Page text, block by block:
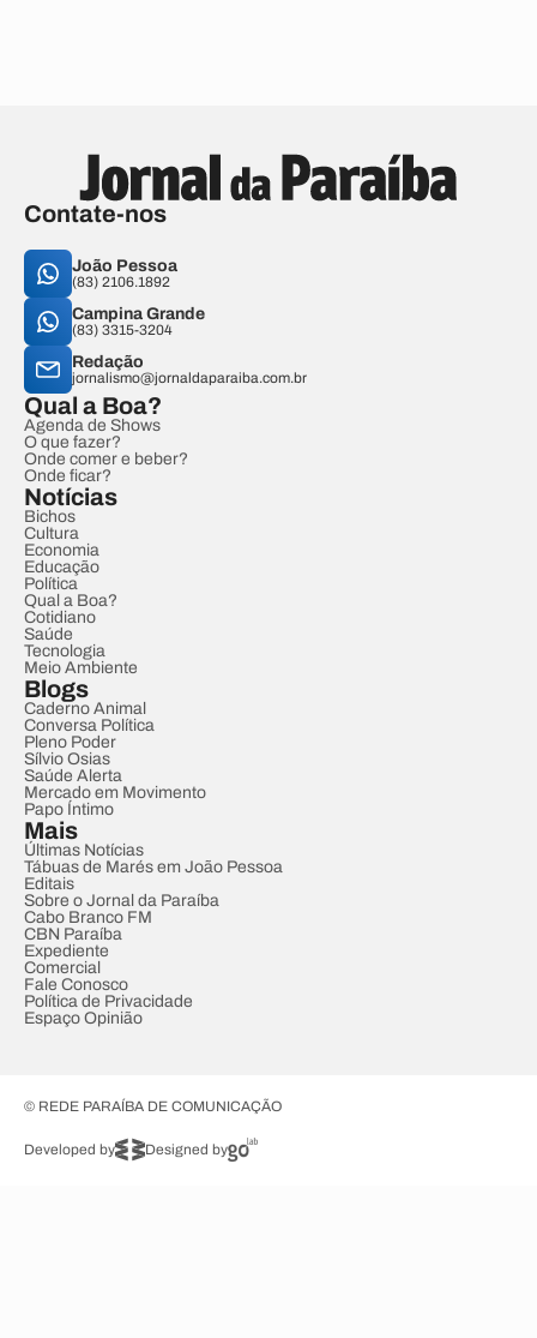
Contate-nos
João Pessoa
(83) 2106.1892
Campina Grande
(83) 3315-3204
Redação
jornalismo@jornaldaparaiba.com.br
Qual a Boa?
Agenda de Shows
O que fazer?
Onde comer e beber?
Onde ficar?
Notícias
Bichos
Cultura
Economia
Educação
Política
Qual a Boa?
Cotidiano
Saúde
Tecnologia
Meio Ambiente
Blogs
Caderno Animal
Conversa Política
Pleno Poder
Sílvio Osias
Saúde Alerta
Mercado em Movimento
Papo Íntimo
Mais
Últimas Notícias
Tábuas de Marés em João Pessoa
Editais
Sobre o Jornal da Paraíba
Cabo Branco FM
CBN Paraíba
Expediente
Comercial
Fale Conosco
Política de Privacidade
Espaço Opinião
© REDE PARAÍBA DE COMUNICAÇÃO
Developed by Designed by